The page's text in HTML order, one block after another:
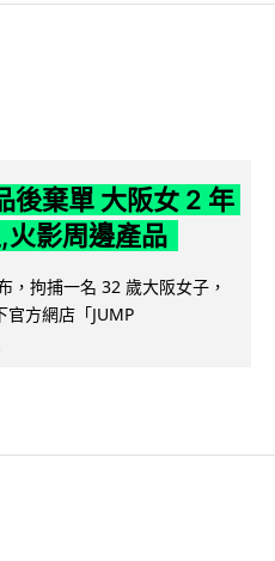
後棄單 大阪女 2 年
火影周邊產品
，拘捕一名 32 歲大阪女子，
方網店「JUMP